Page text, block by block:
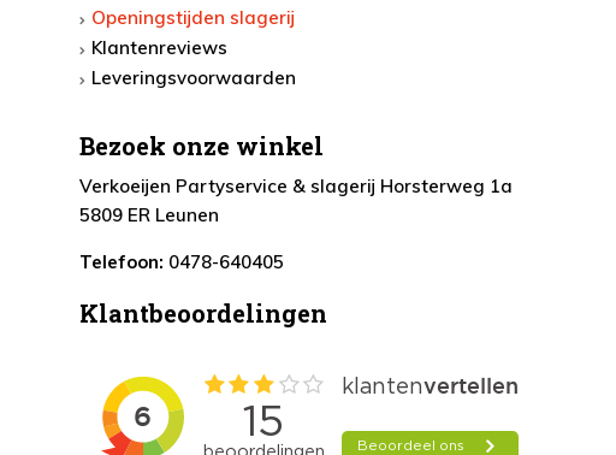
Openingstijden slagerij
Klantenreviews
Leveringsvoorwaarden
Bezoek onze winkel
Verkoeijen Partyservice & slagerij Horsterweg 1a
5809 ER Leunen
Telefoon: 0478-640405
Klantbeoordelingen